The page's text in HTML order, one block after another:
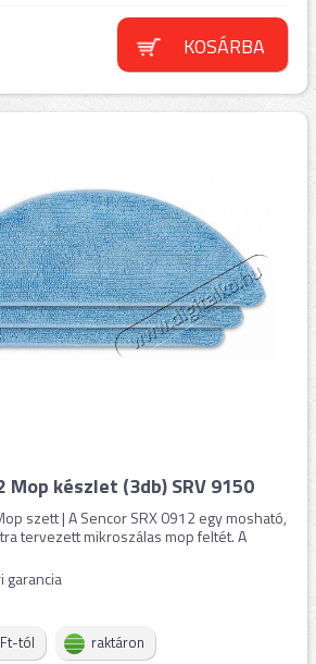
KOSÁRBA
Mop készlet (3db) SRV 9150
szett | A Sencor SRX 0912 egy mosható,
tervezett mikroszálas mop feltét. A
garancia
tól raktáron